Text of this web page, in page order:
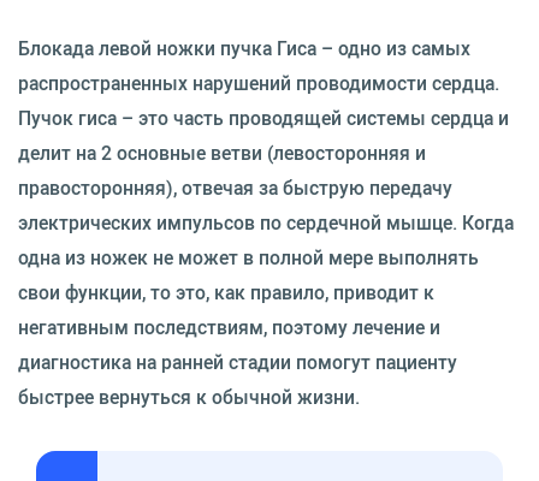
Блокада левой ножки пучка Гиса – одно из самых
распространенных нарушений проводимости сердца.
Пучок гиса – это часть проводящей системы сердца и
делит на 2 основные ветви (левосторонняя и
правосторонняя), отвечая за быструю передачу
электрических импульсов по сердечной мышце. Когда
одна из ножек не может в полной мере выполнять
свои функции, то это, как правило, приводит к
негативным последствиям, поэтому лечение и
диагностика на ранней стадии помогут пациенту
быстрее вернуться к обычной жизни.